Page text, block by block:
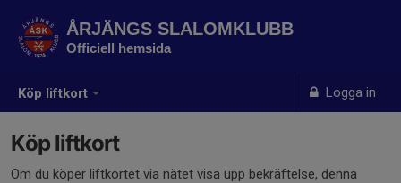
Köp liftkort Logga in
ÅRJÄNGS SLALOMKLUBB
Officiell hemsida
Köp liftkort
Om du köper liftkortet via nätet visa upp bekräftelse, denna